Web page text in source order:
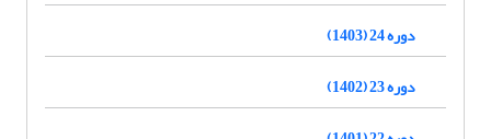
دوره 24 (1403)
دوره 23 (1402)